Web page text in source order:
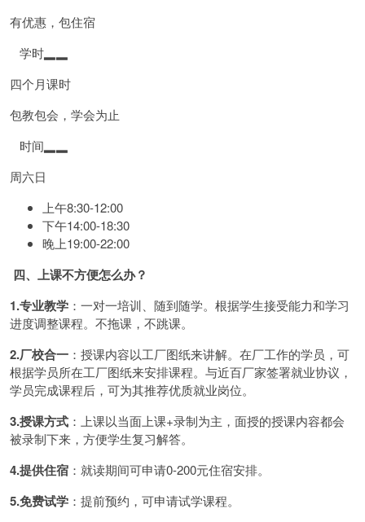
有优惠，包住宿
学时▂▂
四个月课时
包教包会，学会为止
时间▂▂
周六日
上午8:30-12:00
下午14:00-18:30
晚上19:00-22:00
四、上课不方便怎么办？
1.专业教学 ：一对一培训、随到随学。根据学生接受能力和学习
进度调整课程。不拖课，不跳课。
2.厂校合一 ：授课内容以工厂图纸来讲解。在厂工作的学员，可
根据学员所在工厂图纸来安排课程。与近百厂家签署就业协议，
学员完成课程后，可为其推荐优质就业岗位。
3.授课方式 ：上课以当面上课+录制为主，面授的授课内容都会
被录制下来，方便学生复习解答。
4.提供住宿 ：就读期间可申请0-200元住宿安排。
5.免费试学 ：提前预约，可申请试学课程。